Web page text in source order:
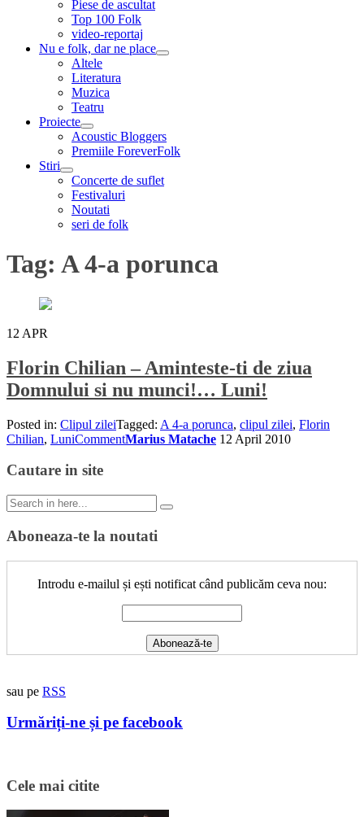
Piese de ascultat
Top 100 Folk
video-reportaj
Nu e folk, dar ne place
expand
Altele
Literatura
Muzica
Teatru
Proiecte
expand
child
menu
Acoustic Bloggers
Premiile ForeverFolk
Stiri
expand
child
menu
Concerte de suflet
Festivaluri
Noutati
seri de folk
Tag: A 4-a porunca
12 APR
Florin Chilian – Aminteste-ti de ziua
Domnului si nu munci!… Luni!
Posted in: Clipul zileiTagged: A 4-a porunca, clipul zilei, Florin
Chilian, LuniCommentMarius Matache 12 April 2010
Cautare in site
Search
for:
Aboneaza-te la noutati
Introdu e-mailul și ești notificat când publicăm ceva nou:
sau pe RSS
Urmăriți-ne și pe facebook
Cele mai citite